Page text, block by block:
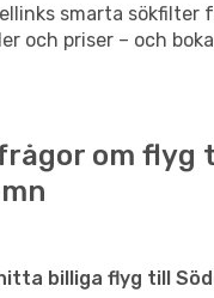
smarta sökfilter
och priser – och
om flyg
billiga flyg till